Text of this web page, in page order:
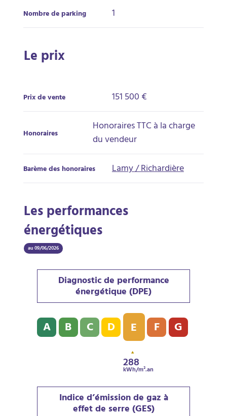
Nombre de parking 1
Le prix
Prix de vente 151 500 €
Honoraires Honoraires TTC à la charge
du vendeur
Barème des honoraires Lamy / Richardière
Les performances
énergétiques
au 09/06/2026
Diagnostic de performance
énergétique (DPE)
Diagnostic de performance énergétique (DPE) : E -
A B C D E
288
kWh/m².an
F G
Indice d’émission de gaz à
effet de serre (GES)